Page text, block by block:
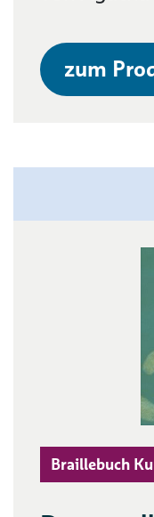
zum
Braillebuch